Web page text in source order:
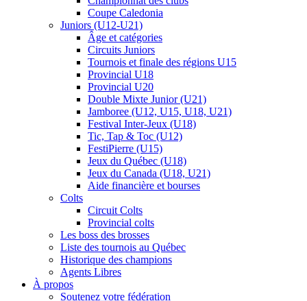
Coupe Caledonia
Juniors (U12-U21)
Âge et catégories
Circuits Juniors
Tournois et finale des régions U15
Provincial U18
Provincial U20
Double Mixte Junior (U21)
Jamboree (U12, U15, U18, U21)
Festival Inter-Jeux (U18)
Tic, Tap & Toc (U12)
FestiPierre (U15)
Jeux du Québec (U18)
Jeux du Canada (U18, U21)
Aide financière et bourses
Colts
Circuit Colts
Provincial colts
Les boss des brosses
Liste des tournois au Québec
Historique des champions
Agents Libres
À propos
Soutenez votre fédération